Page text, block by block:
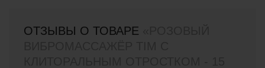
ОТЗЫВЫ О ТОВАРЕ